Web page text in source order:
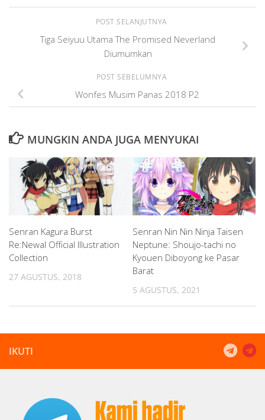
POST SELANJUTNYA
Tiga Seiyuu Utama The Promised Neverland
Diumumkan
POST SEBELUMNYA
Wonfes Musim Panas 2018 P2
MUNGKIN ANDA JUGA MENYUKAI
Senran Kagura Burst
Re:Newal Official Illustration
Collection
27 AGUSTUS, 2018
Senran Nin Nin Ninja Taisen
Neptune: Shoujo-tachi no
Kyouen Diboyong ke Pasar
Barat
5 AGUSTUS, 2021
IKUTI